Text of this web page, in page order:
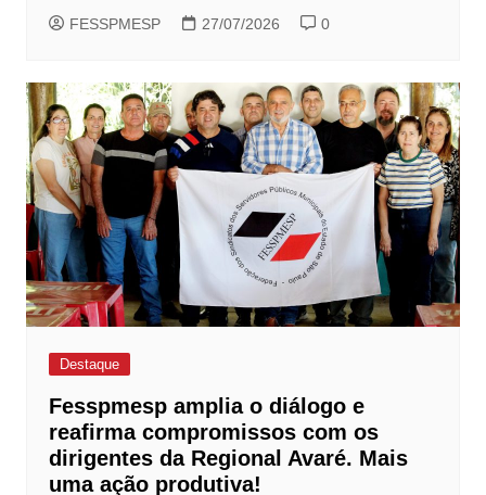
FESSPMESP 27/07/2026 0
Destaque
Fesspmesp amplia o diálogo e
reafirma compromissos com os
dirigentes da Regional Avaré. Mais
uma ação produtiva!